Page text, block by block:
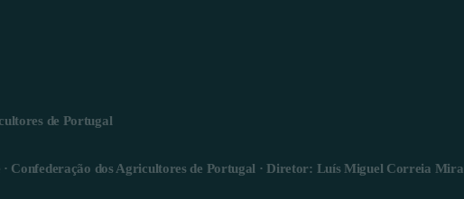
de Portugal
· Confederação dos Agricultores de Portugal · Diretor: Luís Miguel Correia Mira